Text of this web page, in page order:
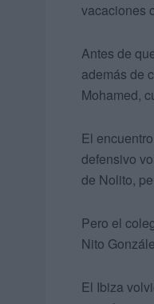
vacaciones
Antes de
además de
Mohamed,
El
defensivo
de Nolito,
Pero el
Nito
El Ibiza